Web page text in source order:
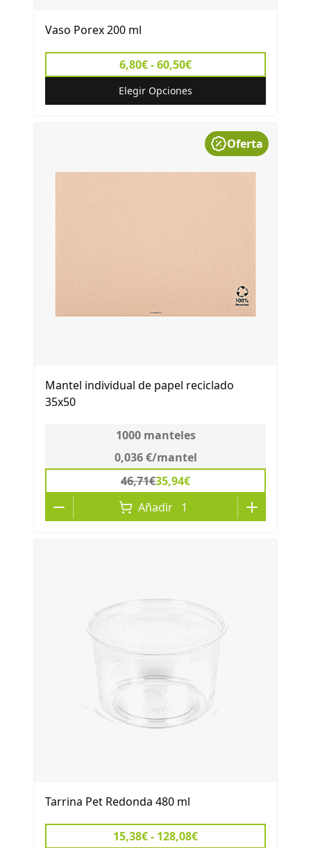
Vaso Porex 200 ml
6,80€ - 60,50€
Elegir Opciones
Oferta
Mantel individual de papel reciclado
35x50
1000 manteles
0,036 €/mantel
46,71€35,94€
Añadir 1
Tarrina Pet Redonda 480 ml
15,38€ - 128,08€